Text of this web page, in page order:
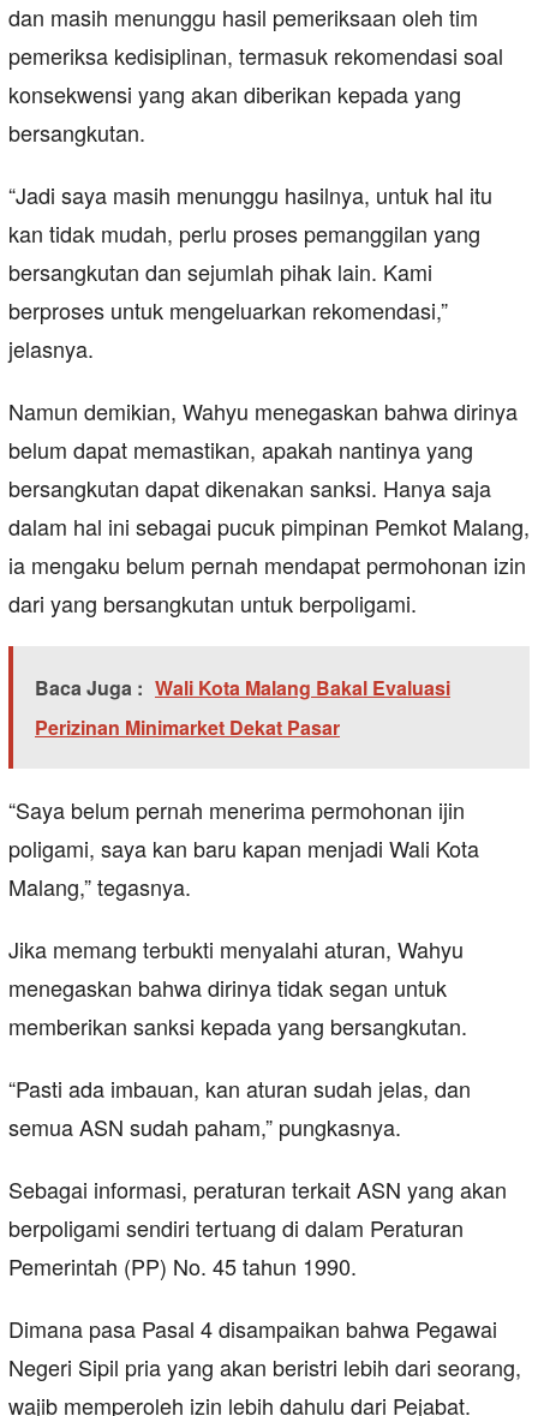
dan masih menunggu hasil pemeriksaan oleh tim
pemeriksa kedisiplinan, termasuk rekomendasi soal
konsekwensi yang akan diberikan kepada yang
bersangkutan.
“Jadi saya masih menunggu hasilnya, untuk hal itu
kan tidak mudah, perlu proses pemanggilan yang
bersangkutan dan sejumlah pihak lain. Kami
berproses untuk mengeluarkan rekomendasi,”
jelasnya.
Namun demikian, Wahyu menegaskan bahwa dirinya
belum dapat memastikan, apakah nantinya yang
bersangkutan dapat dikenakan sanksi. Hanya saja
dalam hal ini sebagai pucuk pimpinan Pemkot Malang,
ia mengaku belum pernah mendapat permohonan izin
dari yang bersangkutan untuk berpoligami.
Baca Juga : Wali Kota Malang Bakal Evaluasi
Perizinan Minimarket Dekat Pasar
“Saya belum pernah menerima permohonan ijin
poligami, saya kan baru kapan menjadi Wali Kota
Malang,” tegasnya.
Jika memang terbukti menyalahi aturan, Wahyu
menegaskan bahwa dirinya tidak segan untuk
memberikan sanksi kepada yang bersangkutan.
“Pasti ada imbauan, kan aturan sudah jelas, dan
semua ASN sudah paham,” pungkasnya.
Sebagai informasi, peraturan terkait ASN yang akan
berpoligami sendiri tertuang di dalam Peraturan
Pemerintah (PP) No. 45 tahun 1990.
Dimana pasa Pasal 4 disampaikan bahwa Pegawai
Negeri Sipil pria yang akan beristri lebih dari seorang,
wajib memperoleh izin lebih dahulu dari Pejabat.